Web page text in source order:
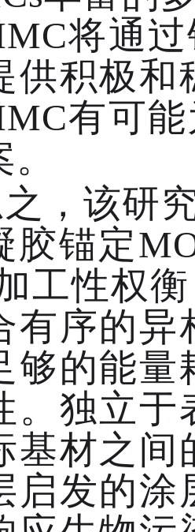
将通
供积极和
有可
，该研
胶锚定
工性权
有序的异
够的能量
。独立于
基材之
启发的涂